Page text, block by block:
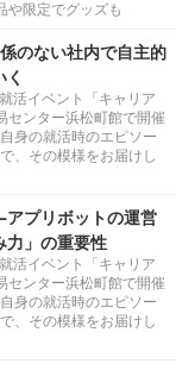
や限定でグッズも
のない社内で自主的
活イベント「キャリア
センター浜松町館で開催
身の就活時のエピソー
、その模様をお届けし
プリボットの運営
力」の重要性
活イベント「キャリア
センター浜松町館で開催
身の就活時のエピソー
、その模様をお届けし